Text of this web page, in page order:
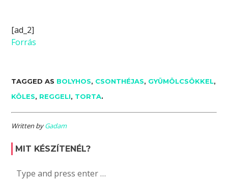
[ad_2]
Forrás
TAGGED AS BOLYHOS, CSONTHÉJAS, GYÜMÖLCSÖKKEL,
KÖLES, REGGELI, TORTA.
Written byGadam
MIT KÉSZÍTENÉL?